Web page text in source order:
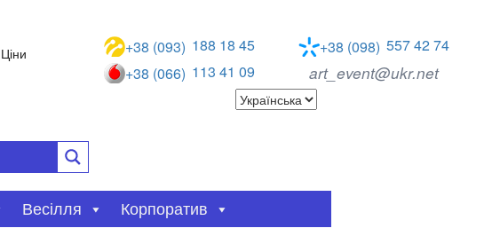
Ціни +38 (093) 188 18 45 +38 (098) 557 42 74
+38 (066) 113 41 09 art_event@ukr.net
Весілля Корпоратив